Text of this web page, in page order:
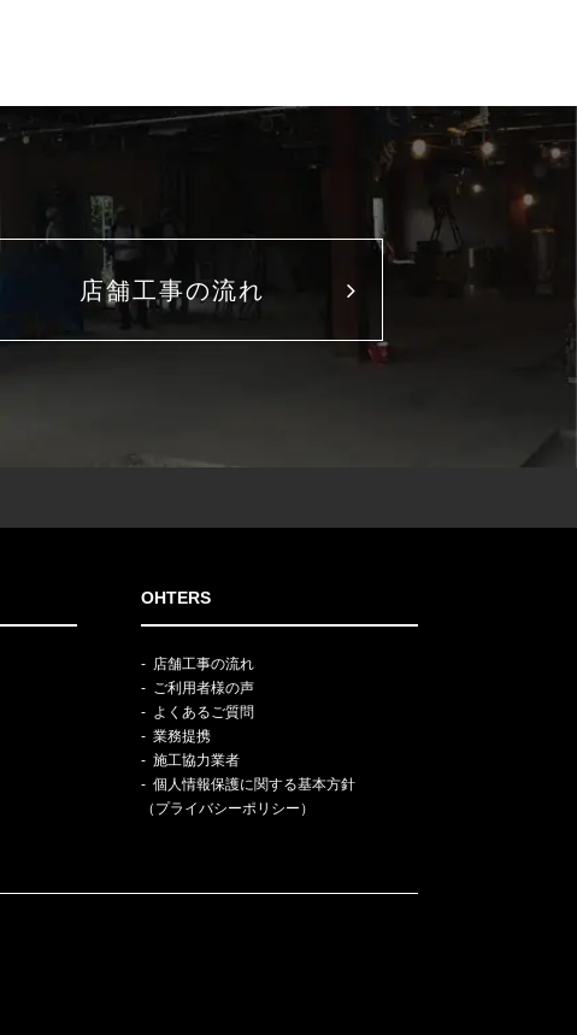
店舗工事の流れ
OHTERS
店舗工事の流れ
ご利用者様の声
よくあるご質問
業務提携
施工協力業者
個人情報保護に関する基本方針
（プライバシーポリシー）